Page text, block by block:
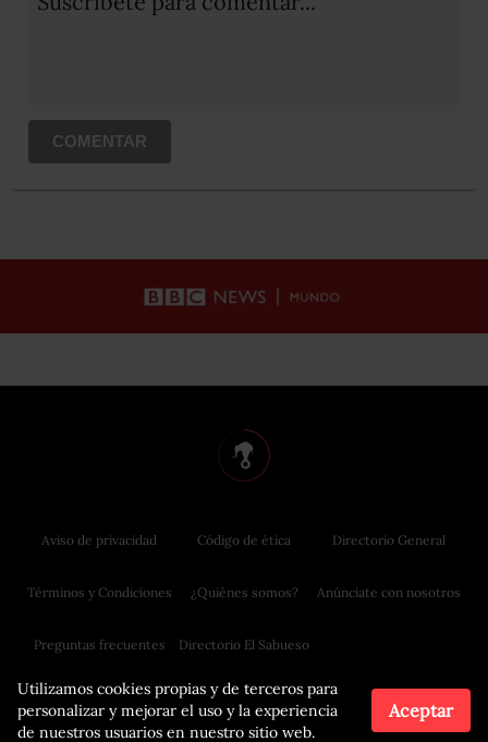
COMENTAR
Utilizamos cookies propias y de terceros para
personalizar y mejorar el uso y la experiencia
de nuestros usuarios en nuestro sitio web.
Aceptar
Aviso de privacidad
Términos y Condiciones
Preguntas frecuentes
Código de ética
¿Quiénes somos?
Directorio El Sabueso
Directorio General
Anúnciate con nosotros